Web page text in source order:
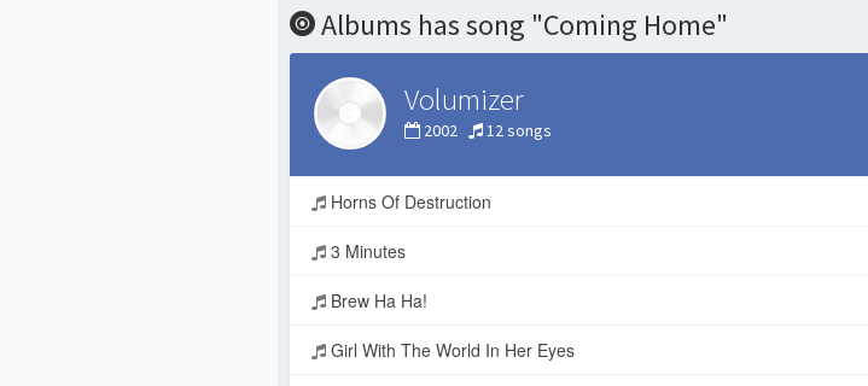
Albums has song "Coming Home"
Volumizer
2002 12 songs
Horns Of Destruction
3 Minutes
Brew Ha Ha!
Girl With The World In Her Eyes